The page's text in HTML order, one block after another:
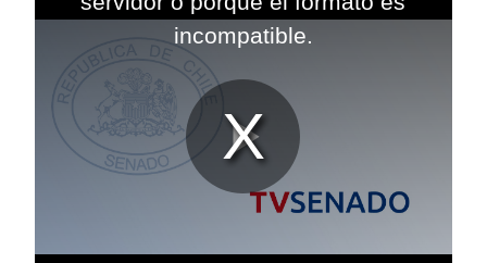
incompatible.